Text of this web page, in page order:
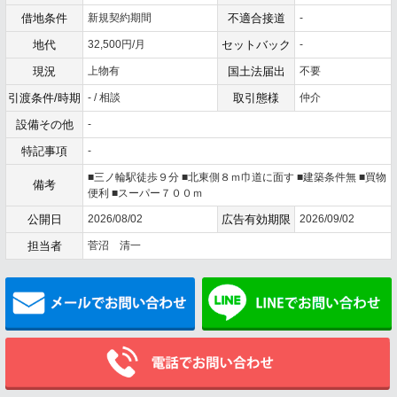
借地条件 新規契約期間 不適合接道 -
地代 32,500円/月 セットバック -
現況 上物有 国土法届出 不要
引渡条件/時期 - / 相談 取引態様 仲介
設備その他 -
特記事項 -
備考
■三ノ輪駅徒歩９分 ■北東側８ｍ巾道に面す ■建築条件無 ■買物
便利 ■スーパー７００ｍ
公開日 2026/08/02 広告有効期限 2026/09/02
担当者 菅沼 清一
メールでお問い合わせ